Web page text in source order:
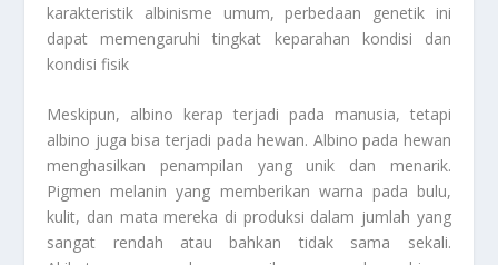
karakteristik albinisme umum, perbedaan genetik ini
dapat memengaruhi tingkat keparahan kondisi dan
kondisi fisik
Meskipun, albino kerap terjadi pada manusia, tetapi
albino juga bisa terjadi pada hewan. Albino pada hewan
menghasilkan penampilan yang unik dan menarik.
Pigmen melanin yang memberikan warna pada bulu,
kulit, dan mata mereka di produksi dalam jumlah yang
sangat rendah atau bahkan tidak sama sekali.